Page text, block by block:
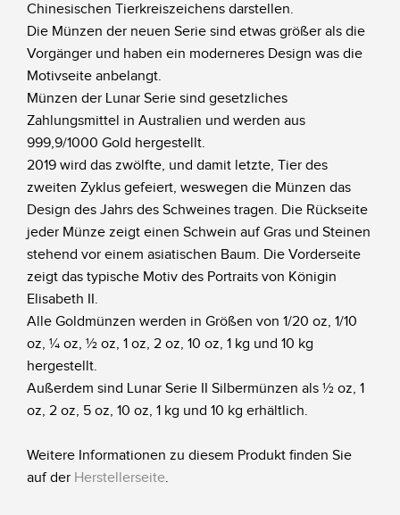
Chinesischen Tierkreiszeichens darstellen.
Die Münzen der neuen Serie sind etwas größer als die
Vorgänger und haben ein moderneres Design was die
Motivseite anbelangt.
Münzen der Lunar Serie sind gesetzliches
Zahlungsmittel in Australien und werden aus
999,9/1000 Gold hergestellt.
2019 wird das zwölfte, und damit letzte, Tier des
zweiten Zyklus gefeiert, weswegen die Münzen das
Design des Jahrs des Schweines tragen. Die Rückseite
jeder Münze zeigt einen Schwein auf Gras und Steinen
stehend vor einem asiatischen Baum. Die Vorderseite
zeigt das typische Motiv des Portraits von Königin
Elisabeth II.
Alle Goldmünzen werden in Größen von 1/20 oz, 1/10
oz, ¼ oz, ½ oz, 1 oz, 2 oz, 10 oz, 1 kg und 10 kg
hergestellt.
Außerdem sind Lunar Serie II Silbermünzen als ½ oz, 1
oz, 2 oz, 5 oz, 10 oz, 1 kg und 10 kg erhältlich.
Weitere Informationen zu diesem Produkt finden Sie
auf der Herstellerseite.